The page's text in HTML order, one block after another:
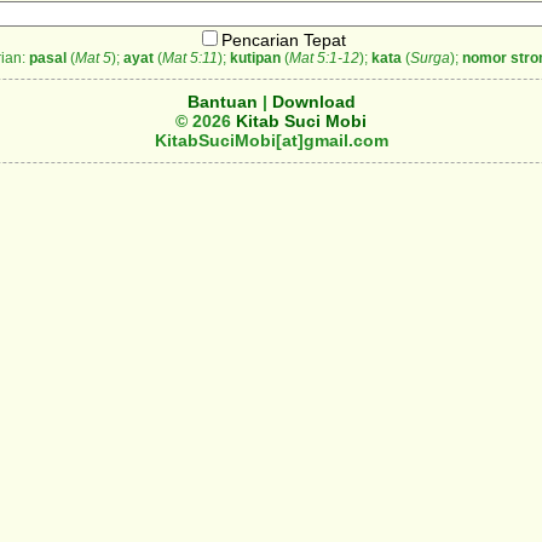
Pencarian Tepat
pasal(Mat 5); ayat(Mat 5:11); kutipan(Mat 5:1-12); kata (Surga); nomor
Bantuan | Download
© 2026 Kitab Suci Mobi
KitabSuciMobi[at]gmail.com